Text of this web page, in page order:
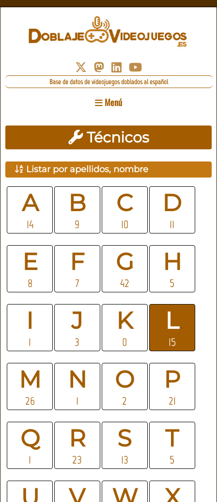
Base de datos de videojuegos doblados al español
Menú
Técnicos
Listar por apellidos, nombre
A
14
B
9
C
10
D
11
E
8
F
7
G
42
H
5
I
1
J
3
K
0
L
15
M
26
N
1
O
2
P
21
Q
1
R
23
S
13
T
5